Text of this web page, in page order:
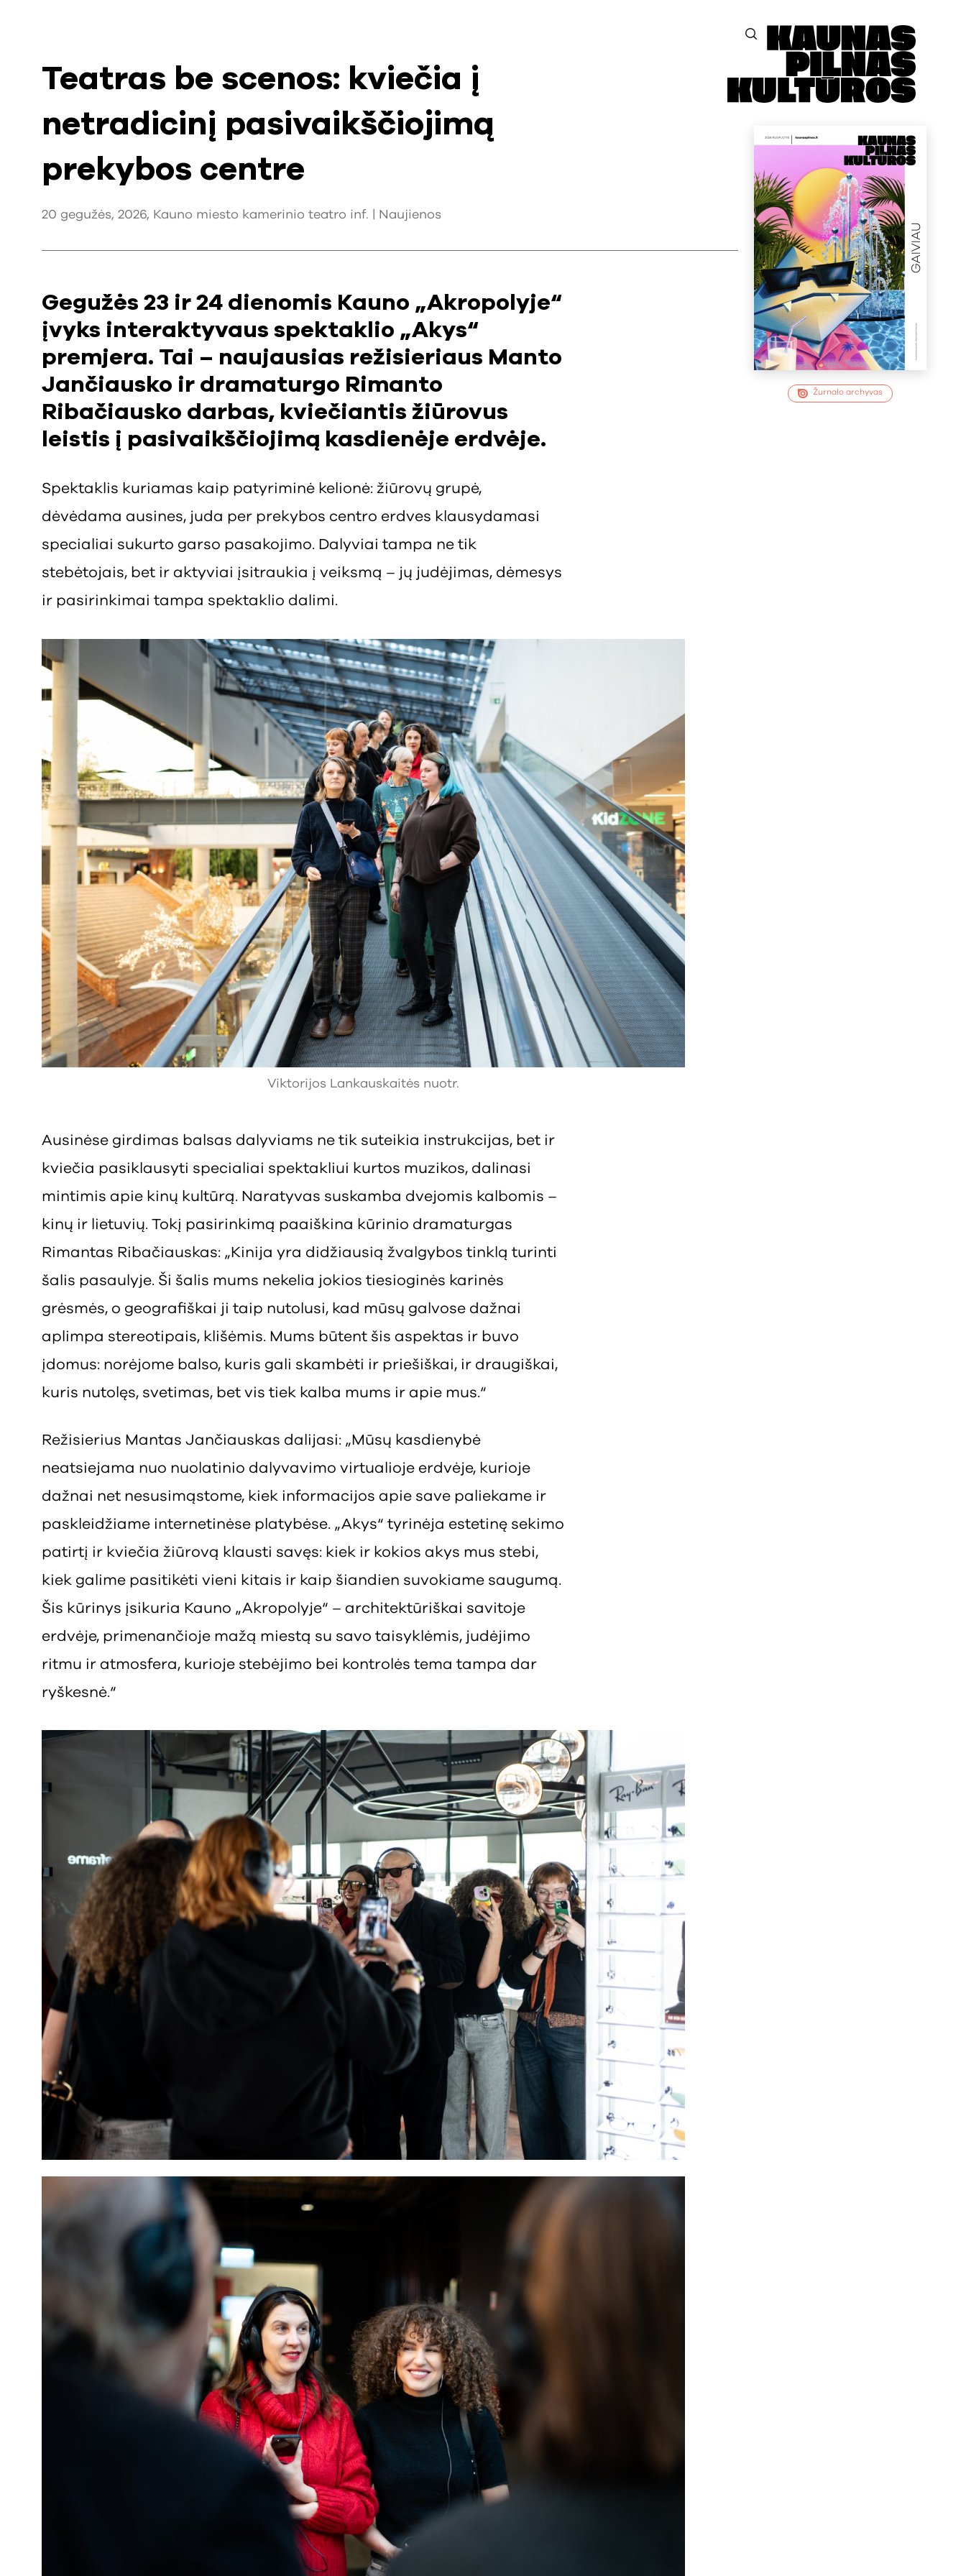
Žurnalo archyvas
Teatras be scenos: kviečia į
netradicinį pasivaikščiojimą
prekybos centre
20 gegužės, 2026, Kauno miesto kamerinio teatro inf. | Naujienos
Gegužės 23 ir 24 dienomis Kauno „Akropolyje“
įvyks interaktyvaus spektaklio „Akys“
premjera. Tai – naujausias režisieriaus Manto
Jančiausko ir dramaturgo Rimanto
Ribačiausko darbas, kviečiantis žiūrovus
leistis į pasivaikščiojimą kasdienėje erdvėje.
Spektaklis kuriamas kaip patyriminė kelionė: žiūrovų grupė,
dėvėdama ausines, juda per prekybos centro erdves klausydamasi
specialiai sukurto garso pasakojimo. Dalyviai tampa ne tik
stebėtojais, bet ir aktyviai įsitraukia į veiksmą – jų judėjimas, dėmesys
ir pasirinkimai tampa spektaklio dalimi.
Viktorijos Lankauskaitės nuotr.
Ausinėse girdimas balsas dalyviams ne tik suteikia instrukcijas, bet ir
kviečia pasiklausyti specialiai spektakliui kurtos muzikos, dalinasi
mintimis apie kinų kultūrą. Naratyvas suskamba dvejomis kalbomis –
kinų ir lietuvių. Tokį pasirinkimą paaiškina kūrinio dramaturgas
Rimantas Ribačiauskas: „Kinija yra didžiausią žvalgybos tinklą turinti
šalis pasaulyje. Ši šalis mums nekelia jokios tiesioginės karinės
grėsmės, o geografiškai ji taip nutolusi, kad mūsų galvose dažnai
aplimpa stereotipais, klišėmis. Mums būtent šis aspektas ir buvo
įdomus: norėjome balso, kuris gali skambėti ir priešiškai, ir draugiškai,
kuris nutolęs, svetimas, bet vis tiek kalba mums ir apie mus.“
Režisierius Mantas Jančiauskas dalijasi: „Mūsų kasdienybė
neatsiejama nuo nuolatinio dalyvavimo virtualioje erdvėje, kurioje
dažnai net nesusimąstome, kiek informacijos apie save paliekame ir
paskleidžiame internetinėse platybėse. „Akys“ tyrinėja estetinę sekimo
patirtį ir kviečia žiūrovą klausti savęs: kiek ir kokios akys mus stebi,
kiek galime pasitikėti vieni kitais ir kaip šiandien suvokiame saugumą.
Šis kūrinys įsikuria Kauno „Akropolyje“ – architektūriškai savitoje
erdvėje, primenančioje mažą miestą su savo taisyklėmis, judėjimo
ritmu ir atmosfera, kurioje stebėjimo bei kontrolės tema tampa dar
ryškesnė.“